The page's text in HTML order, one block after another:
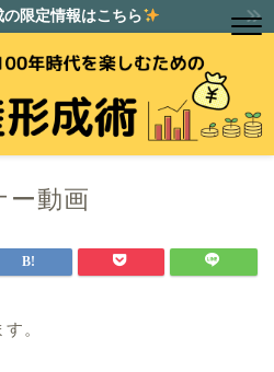
限定情報はこちら
ー動画
。